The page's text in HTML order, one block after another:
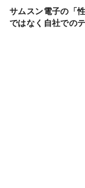
サムスン電子の「
ではなく自社での